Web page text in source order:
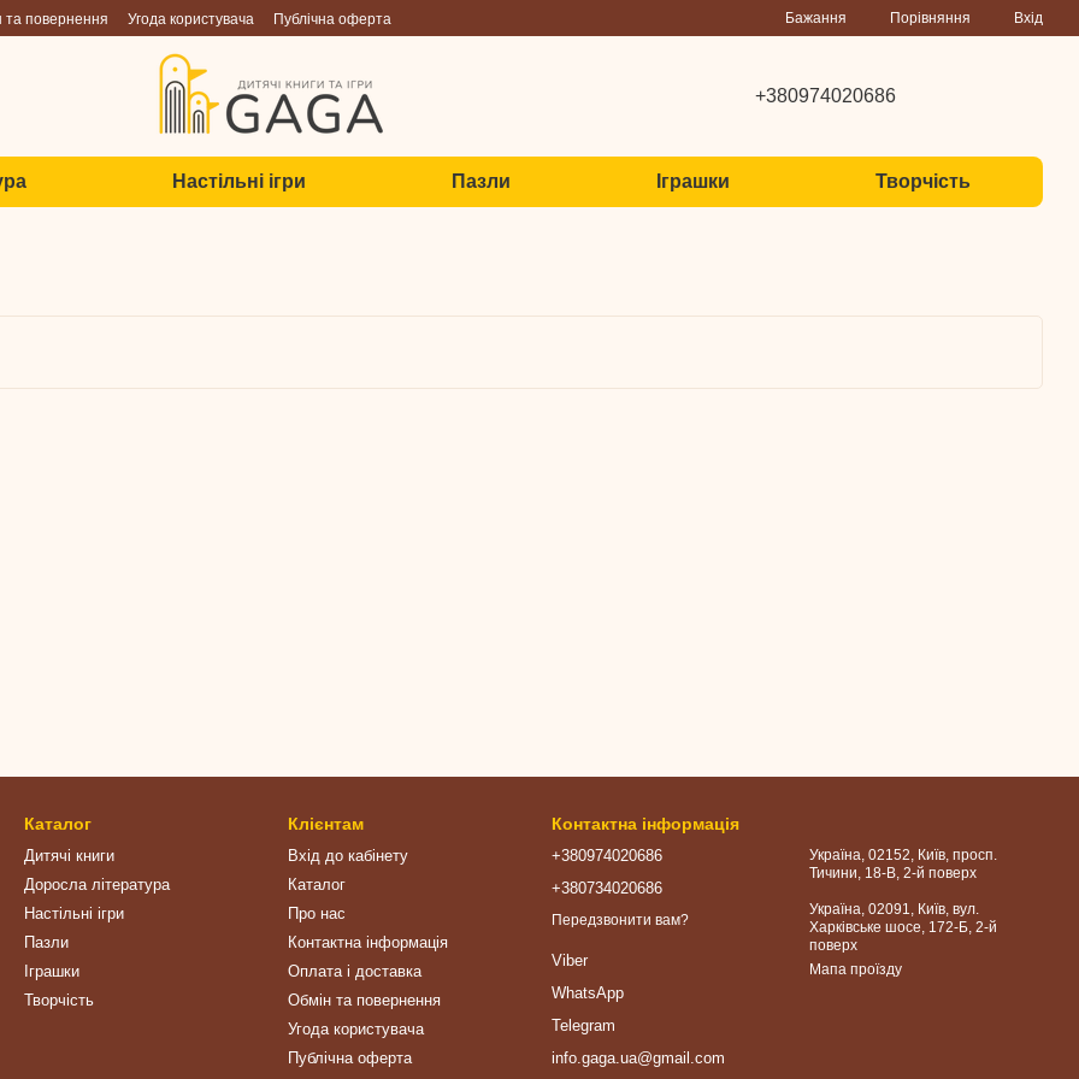
та повернення Угода користувача Публічна оферта Бажання Порівняння Вхід
+380974020686
Настільні ігри Пазли Іграшки Творчість
Каталог
Дитячі книги
Доросла література
Настільні ігри
Пазли
Іграшки
Творчість
Клієнтам
Вхід до кабінету
Каталог
Про нас
Контактна інформація
Оплата і доставка
Обмін та повернення
Угода користувача
Публічна оферта
Контактна інформація
+380974020686
+380734020686
Передзвонити вам?
Viber
WhatsApp
Telegram
info.gaga.ua@gmail.com
Україна, 02152, Київ, просп.
Тичини, 18-В, 2-й поверх
Україна, 02091, Київ, вул.
Харківське шосе, 172-Б, 2-й
поверх
Мапа проїзду